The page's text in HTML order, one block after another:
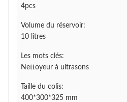
4pcs
Volume du réservoir:
10 litres
Les mots clés:
Nettoyeur à ultrasons
Taille du colis:
400*300*325 mm